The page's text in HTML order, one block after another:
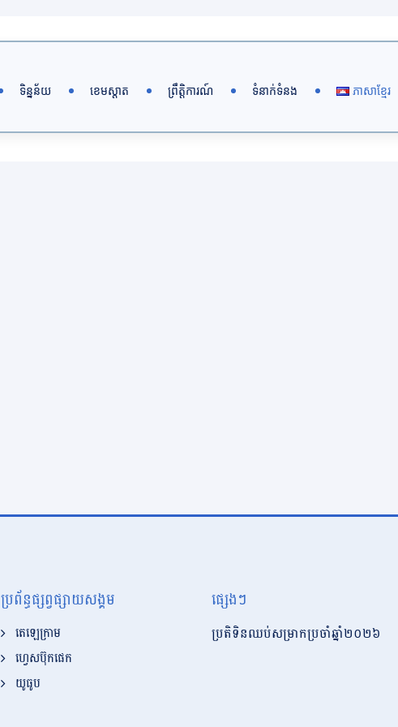
ទិន្នន័យ ខេមស្តាត ព្រឹត្តិការណ៍ ទំនាក់ទំនង ភាសាខ្មែរ
ប្រព័ន្ធផ្សព្វផ្សាយសង្គម
តេឡេក្រាម
ហ្វេសប៊ុកផេក
យូធូប
ផ្សេងៗ
ប្រតិទិនឈប់សម្រាកប្រចាំឆ្នាំ២០២៦